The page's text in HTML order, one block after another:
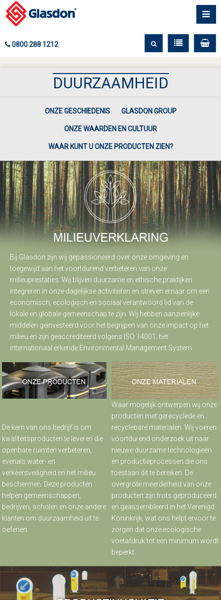
0800 288 1212
DUURZAAMHEID
ONZE GESCHIEDENIS GLASDON GROUP
ONZE WAARDEN EN CULTUUR
WAAR KUNT U ONZE PRODUCTEN ZIEN?
Bij Glasdon zijn wij gepassioneerd over onze omgeving en
toegewijd aan het voortdurend verbeteren van onze
milieuprestaties. Wij blijven duurzame en ethische praktijken
integreren in onze dagelijkse activiteiten en streven ernaar om een
economisch, ecologisch en sociaal verantwoord lid van de
lokale en globale gemeenschap te zijn. Wij hebben aanzienlijke
middelen geinvesteerd voor het begrijpen van onze impact op het
milieu en zijn geaccrediteerd volgens ISO 14001, het
internationaal erkende Environmental Management System.
De kern van ons bedrijf is om
kwaliteitsproducten te leveren die
openbare ruimten verbeteren,
evenals water- en
verkeersveiligheid en het milieu
beschermen. Deze producten
helpen gemeenschappen,
bedrijven, scholen en onze andere
klanten om duurzaamheid uit te
oefenen.
Waar mogelijk ontwerpen wij onze
producten met gerecyclede en
recyclebare materialen. Wij voeren
voortdurend onderzoek uit naar
nieuwe duurzame technologieën
en productieprocessen die ons
toestaan dit te bereiken. De
overgrote meerderheid van onze
producten zijn trots geproduceerd
en geassembleerd in het Verenigd
Koninkrijk, wat ons helpt ervoor te
zorgen dat onze ecologische
voetafdruk tot een minimum wordt
beperkt.